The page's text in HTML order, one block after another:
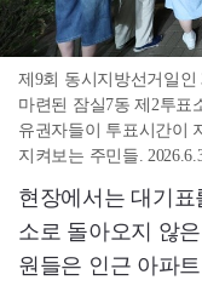
제9회 동시지방선거일인
마련된 잠실7동 제2투표
유권자들이 투표시간이
지켜보는 주민들.
현장에서는 대기
소로 돌아오지 않
원들은 인근 아파